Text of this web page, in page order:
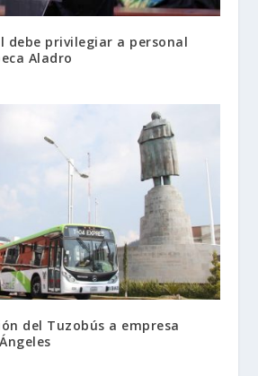
debe privilegiar a personal
Aladro
del Tuzobús a empresa